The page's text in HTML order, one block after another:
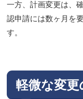
一方、計画変更は、
認申請には数ヶ月を
す。
軽微な変更